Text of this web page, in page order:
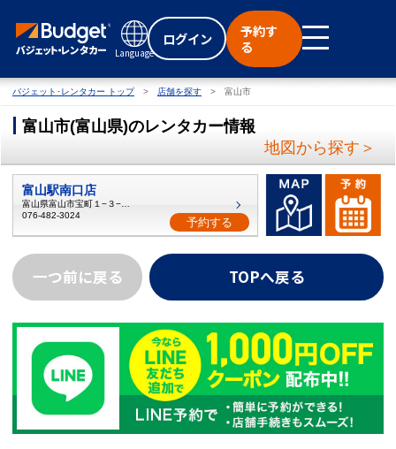
Language
ログイン
予約す
る
バジェット･レンタカー トップ 店舗を探す 富山市
富山市(富山県)のレンタカー情報
地図から探す＞
富山駅南口店
076-482-3024
予約する
一つ前に戻る TOPへ戻る